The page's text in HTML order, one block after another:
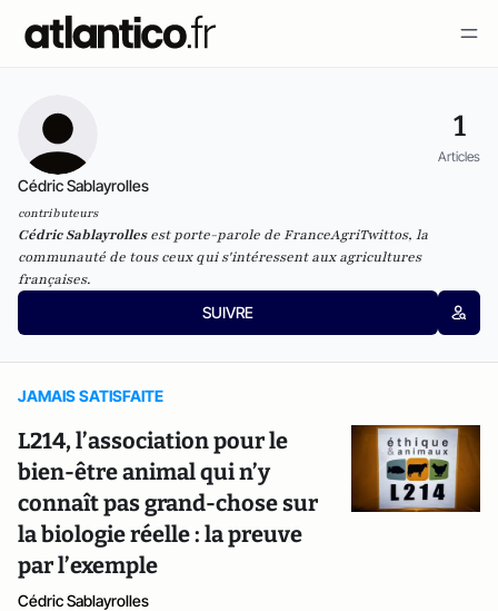
1
Articles
Cédric Sablayrolles
contributeurs
Cédric Sablayrollesest porte-parole de FranceAgriTwittos, la
communauté de tous ceux qui s'intéressent aux agricultures
françaises.
SUIVRE
JAMAIS SATISFAITE
L214, l’association pour le
bien-être animal qui n’y
connaît pas grand-chose sur
la biologie réelle : la preuve
par l’exemple
Cédric Sablayrolles